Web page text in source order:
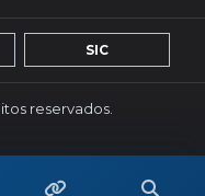
SIC
reservados.